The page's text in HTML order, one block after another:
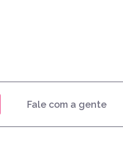
Fale com a gente